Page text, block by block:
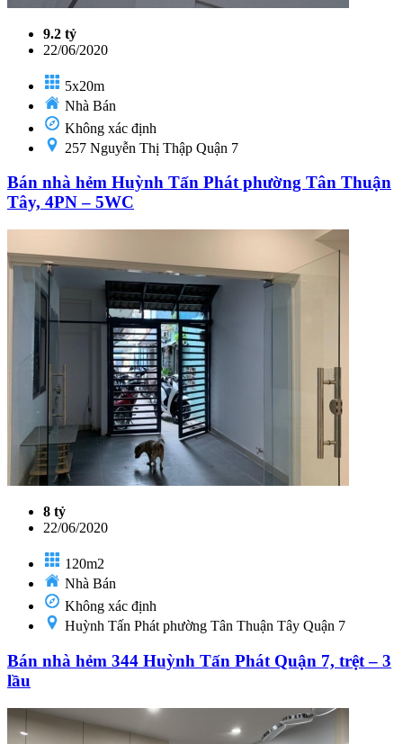
9.2 tỷ
22/06/2020
5x20m
Nhà Bán
Không xác định
257 Nguyễn Thị Thập Quận 7
Bán nhà hẻm Huỳnh Tấn Phát phường Tân Thuận
Tây, 4PN – 5WC
8 tỷ
22/06/2020
120m2
Nhà Bán
Không xác định
Huỳnh Tấn Phát phường Tân Thuận Tây Quận 7
Bán nhà hẻm 344 Huỳnh Tấn Phát Quận 7, trệt – 3
lầu